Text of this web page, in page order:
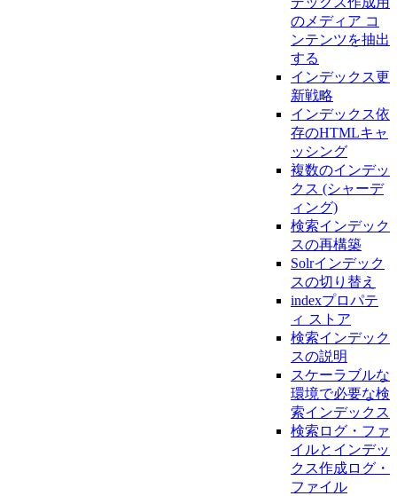
のメディア コ
ンテンツを抽出
する
インデックス更
新戦略
インデックス依
存のHTMLキャ
ッシング
複数のインデッ
クス (シャーデ
ィング)
検索インデック
スの再構築
Solrインデック
スの切り替え
indexプロパテ
ィ ストア
検索インデック
スの説明
スケーラブルな
環境で必要な検
索インデックス
検索ログ・ファ
イルとインデッ
クス作成ログ・
ファイル